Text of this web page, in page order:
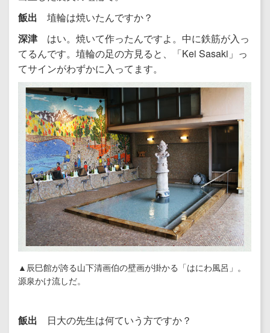
飯出 埴輪は焼いたんですか？
深津
はい。焼いて作ったんですよ。中に鉄筋が入っ
てるんです。埴輪の足の方見ると、「Kei Sasaki」っ
てサインがわずかに入ってます。
▲辰巳館が誇る山下清画伯の壁画が掛かる「はにわ風呂」。
源泉かけ流しだ。
飯出 日大の先生は何ていう方ですか？